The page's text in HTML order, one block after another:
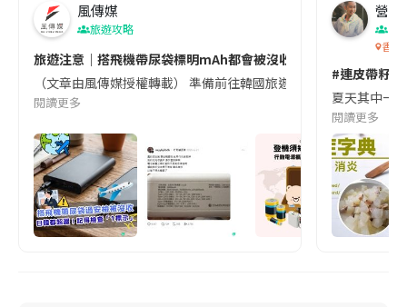
風傳媒
旅遊攻略
旅遊注意｜搭飛機帶尿袋標明mAh都會被沒收😱出發前切記檢查
（文章由風傳媒授權轉載） 準備前往韓國旅遊的民眾，近期要
閱讀更多
營養
香港
#連皮帶籽
夏天其中一
閱讀更多